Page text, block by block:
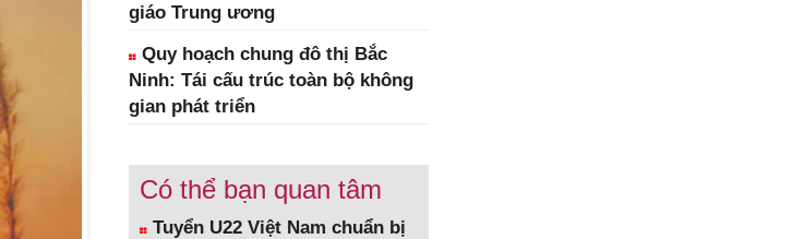
giáo Trung ương
Quy hoạch chung đô thị Bắc
Ninh: Tái cấu trúc toàn bộ không
gian phát triển
Có thể bạn quan tâm
Tuyển U22 Việt Nam chuẩn bị